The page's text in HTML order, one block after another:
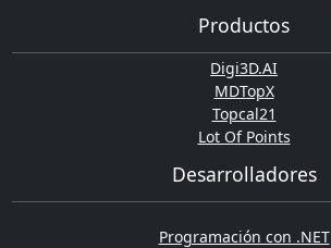
Productos
Digi3D.AI
MDTopX
Topcal21
Lot Of Points
Desarrolladores
Programación con .NET